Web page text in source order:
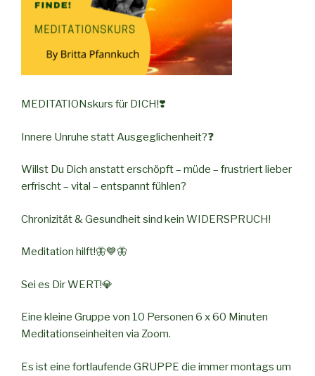
MEDITATIONskurs für DICH!❣️
Innere Unruhe statt Ausgeglichenheit?❓
Willst Du Dich anstatt erschöpft – müde – frustriert lieber
erfrischt – vital – entspannt fühlen?
Chronizität & Gesundheit sind kein WIDERSPRUCH!
Meditation hilft!🦋💙🦋
Sei es Dir WERT!💎
Eine kleine Gruppe von 10 Personen 6 x 60 Minuten
Meditationseinheiten via Zoom.
Es ist eine fortlaufende GRUPPE die immer montags um